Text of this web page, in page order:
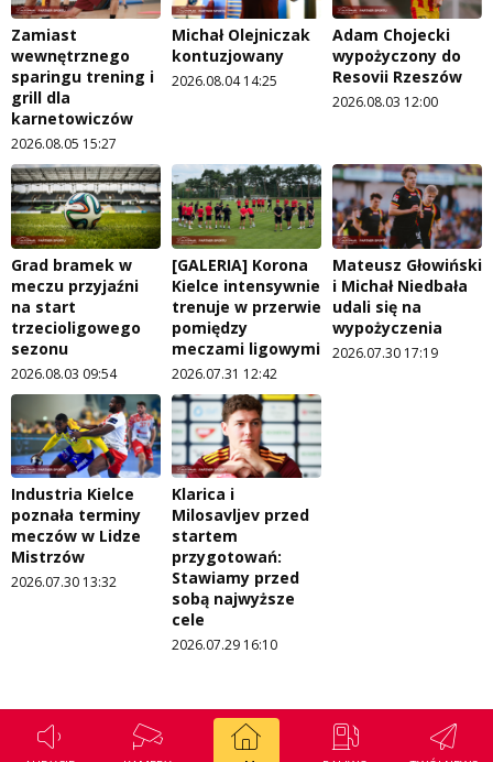
Zamiast
wewnętrznego
sparingu trening i
grill dla
karnetowiczów
2026.08.05 15:27
Michał Olejniczak
kontuzjowany
2026.08.04 14:25
Adam Chojecki
wypożyczony do
Resovii Rzeszów
2026.08.03 12:00
Grad bramek w
meczu przyjaźni
na start
trzecioligowego
sezonu
2026.08.03 09:54
[GALERIA] Korona
Kielce intensywnie
trenuje w przerwie
pomiędzy
meczami ligowymi
2026.07.31 12:42
Mateusz Głowiński
i Michał Niedbała
udali się na
wypożyczenia
2026.07.30 17:19
Industria Kielce
poznała terminy
meczów w Lidze
Mistrzów
2026.07.30 13:32
Klarica i
Milosavljev przed
startem
przygotowań:
Stawiamy przed
sobą najwyższe
cele
2026.07.29 16:10